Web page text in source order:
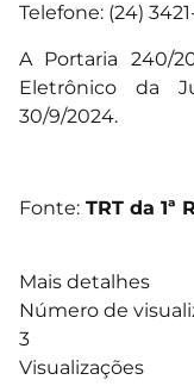
Telefone: (24)
APortaria 240/
Eletrônico da
30/9/2024.
Fonte: TRT da 1ª
Mais detalhes
Número de
3
Visualizações